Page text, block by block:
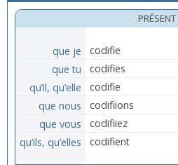
PRÉSENT
que je
codifie
que tu
codifies
qu’il, qu’elle
codifie
que nous
codifiions
que vous
codifiiez
qu’ils, qu’elles
codifient